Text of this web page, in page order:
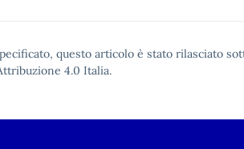
questo articolo è stato rilasciato
4.0 Italia.